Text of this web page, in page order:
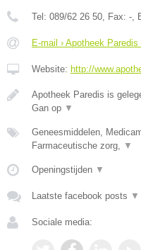
Tel: 089/62 26 50, Fax: -,
E-mail › Apotheek
Website: http://
Apotheek Paredis is
Gan op ▼
Geneesmiddelen,
Farmaceutische zorg, ▼
Openingstijden ▼
Laatste facebook posts ▼
Sociale media: